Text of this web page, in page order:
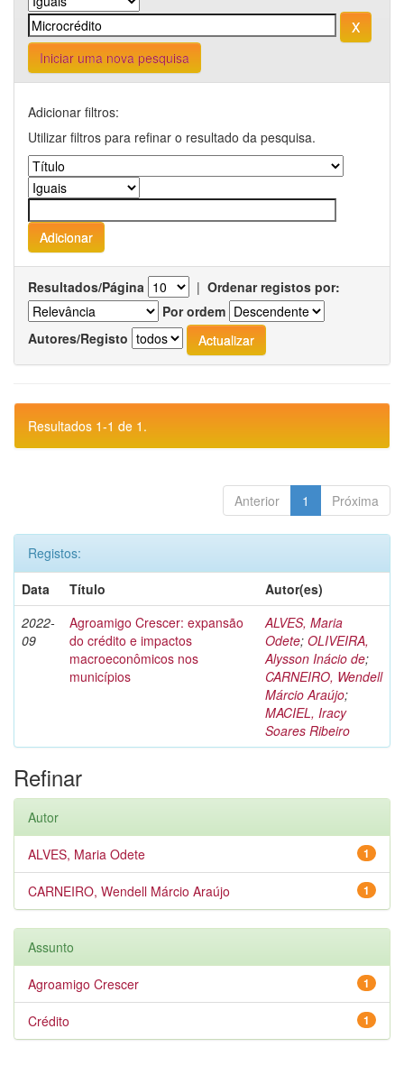
Iniciar uma nova pesquisa
Adicionar filtros:
Utilizar filtros para refinar o resultado da pesquisa.
Resultados/Página | Ordenar registos por:
Por ordem
Autores/Registo
Resultados 1-1 de 1.
Anterior 1 Próxima
Registos:
Data
Título
Autor(es)
2022-
09
Agroamigo Crescer: expansão
do crédito e impactos
macroeconômicos nos
municípios
ALVES, Maria
Odete; OLIVEIRA,
Alysson Inácio de;
CARNEIRO, Wendell
Márcio Araújo;
MACIEL, Iracy
Soares Ribeiro
Refinar
Autor
1
ALVES, Maria Odete
1
CARNEIRO, Wendell Márcio Araújo
Assunto
1
Agroamigo Crescer
1
Crédito